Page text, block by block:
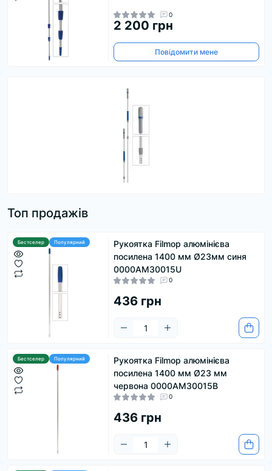
0
2 200 грн
Повідомити мене
Топ продажів
Бестселер Популярний
Рукоятка Filmop алюмінієва
посилена 1400 мм Ø23мм синя
0000AM30015U
0
436 грн
Бестселер Популярний
Рукоятка Filmop алюмінієва
посилена 1400 мм Ø23 мм
червона 0000AM30015B
0
436 грн